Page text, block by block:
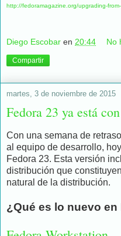
http://fedoramagazine.org/upgrading-
Diego Escobar en 20:44 No
Compartir
martes, 3 de noviembre de 2015
Fedora 23 ya está
Con una semana de
al equipo de desarrollo,
Fedora 23. Esta versión
distribución que
natural de la distribución.
¿Qué es lo nuevo en